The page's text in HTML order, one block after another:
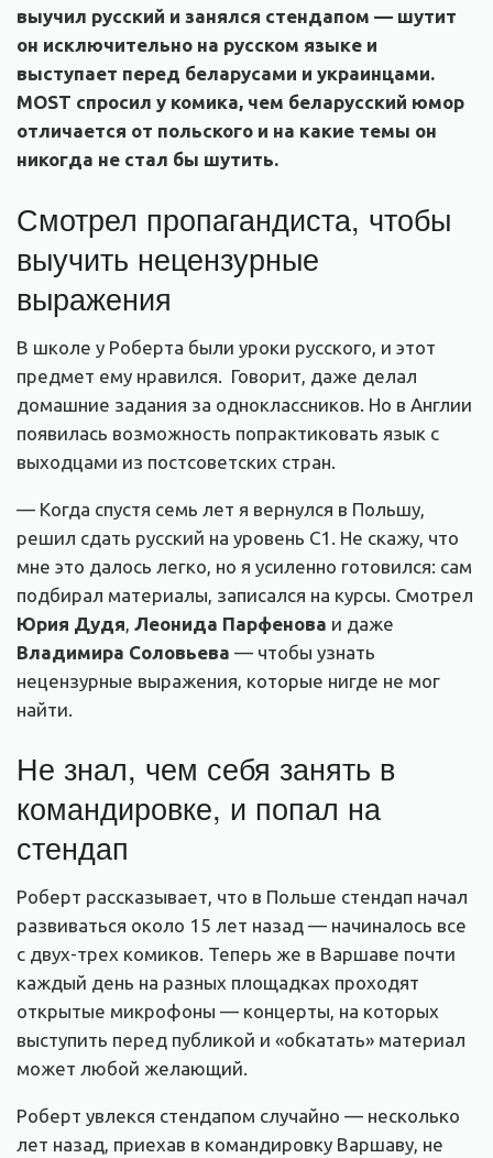
выучил русский и занялся стендапом — шутит
он исключительно на русском языке и
выступает перед беларусами и украинцами.
MOST спросил у комика, чем беларусский юмор
отличается от польского и на какие темы он
никогда не стал бы шутить.
Смотрел пропагандиста, чтобы
выучить нецензурные
выражения
В школе у Роберта были уроки русского, и этот
предмет ему нравился. Говорит, даже делал
домашние задания за одноклассников. Но в Англии
появилась возможность попрактиковать язык с
выходцами из постсоветских стран.
— Когда спустя семь лет я вернулся в Польшу,
решил сдать русский на уровень С1. Не скажу, что
мне это далось легко, но я усиленно готовился: сам
подбирал материалы, записался на курсы. Смотрел
Юрия Дудя Леонида Парфенова и даже
Владимира Соловьева — чтобы узнать
нецензурные выражения, которые нигде не мог
найти.
Не знал, чем себя занять в
командировке, и попал на
стендап
Роберт рассказывает, что в Польше стендап начал
развиваться около 15 лет назад — начиналось все
с двух-трех комиков. Теперь же в Варшаве почти
каждый день на разных площадках проходят
открытые микрофоны — концерты, на которых
выступить перед публикой и «обкатать» материал
может любой желающий.
Роберт увлекся стендапом случайно — несколько
лет назад, приехав в командировку Варшаву, не